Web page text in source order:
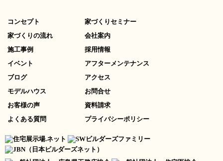
コンセプト
家づくりの流れ
施工事例
イベント
ブログ
モデルハウス
お客様の声
よくある質問
家づくりセミナー
会社案内
採用情報
アフターメンテナンス
アクセス
お問合せ
資料請求
プライバシーポリシー